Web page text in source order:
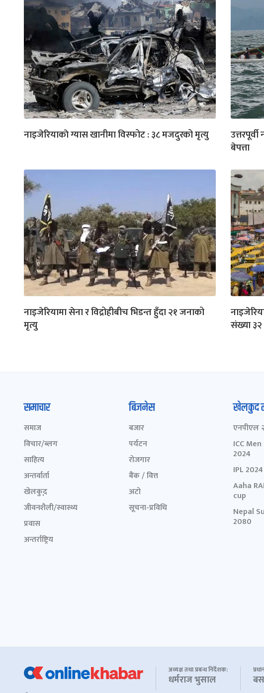
नाइजेरियाकाे ग्यास खानीमा विस्फोट : ३८ मजदुरको मृत्यु
बेपत्ता
नाइजेरियामा सेना र विद्रोहीबीच भिडन्त हुँदा २१ जनाको
मृत्यु
संख्या ३२
समाचार
समाज
विचार/ब्लग
साहित्य
अन्तर्वार्ता
खेलकुद़़
जीवनशैली/स्वास्थ्य
प्रवास
अन्तर्राष्ट्रिय
बिजनेस
बजार
पर्यटन
रोजगार
बैंक / वित्त
अटो
सूचना-प्रविधि
खेलकुद
एनपीएल
ICC
2024
IPL 2024
Aaha
cup
Nepal
2080
अध्यक्ष तथा प्रबन्ध निर्देशक:
धर्मराज भुसाल